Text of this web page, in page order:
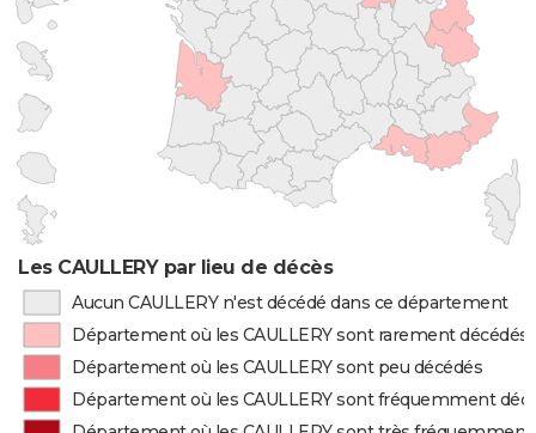
Les CAULLERY par lieu de décès
Aucun CAULLERY n'est décédé dans ce département
Département où les CAULLERY sont rarement décédés
Département où les CAULLERY sont peu décédés
Département où les CAULLERY sont fréquemment